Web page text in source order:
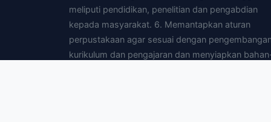
meliputi pendidikan, penelitian dan pengabdian
kepada masyarakat. 6. Memantapkan aturan
perpustakaan agar sesuai dengan
kurikulum dan pengajaran dan menyiapkan